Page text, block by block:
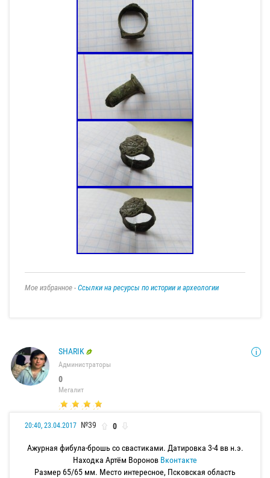
Мое избранное - Ссылки на ресурсы по истории и археологии
SHARIK
Администраторы
0
Мегалит
20:40, 23.04.2017 №39 0
Ажурная фибула-брошь со свастиками. Датировка 3-4 вв н.э.
Находка Артём Воронов Вконтакте
Размер 65/65 мм. Место интересное, Псковская область